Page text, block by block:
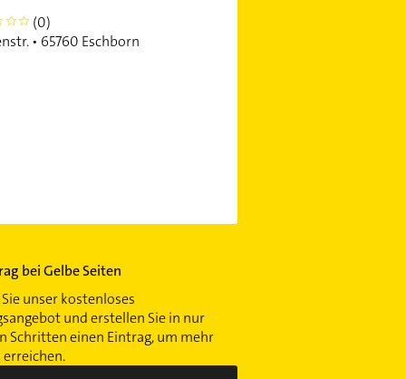
(0)
• 65760 Eschborn
bei Gelbe Seiten
unser kostenloses
und erstellen Sie in nur
Schritten einen Eintrag, um mehr
erreichen.